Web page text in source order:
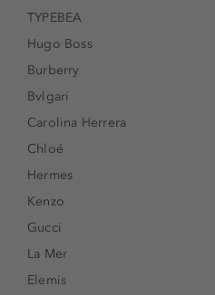
TYPEBEA
Hugo Boss
Burberry
Bvlgari
Carolina Herrera
Chloé
Hermes
Kenzo
Gucci
La Mer
Elemis